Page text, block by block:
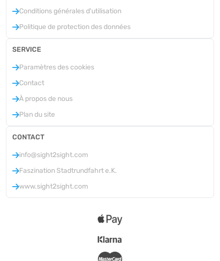
Conditions générales d'utilisation
Politique de protection des données
SERVICE
Paramètres des cookies
Contact
À propos de nous
Plan du site
CONTACT
info@sight2sight.com
Faszination Stadtrundfahrt e.K.
www.sight2sight.com